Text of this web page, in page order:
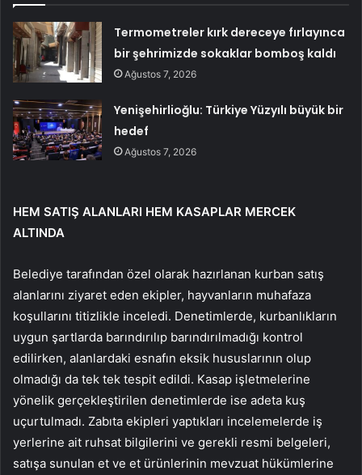
Termometreler kırk dereceye fırlayınca
bir şehrimizde sokaklar bomboş kaldı
Ağustos 7, 2026
Yenişehirlioğlu: Türkiye Yüzyılı büyük bir
hedef
Ağustos 7, 2026
HEM SATIŞ ALANLARI HEM KASAPLAR MERCEK
ALTINDA
Belediye tarafından özel olarak hazırlanan kurban satış
alanlarını ziyaret eden ekipler, hayvanların muhafaza
koşullarını titizlikle inceledi. Denetimlerde, kurbanlıkların
uygun şartlarda barındırılıp barındırılmadığı kontrol
edilirken, alanlardaki esnafın eksik hususlarının olup
olmadığı da tek tek tespit edildi. Kasap işletmelerine
yönelik gerçekleştirilen denetimlerde ise adeta kuş
uçurtulmadı. Zabıta ekipleri yaptıkları incelemelerde iş
yerlerine ait ruhsat bilgilerini ve gerekli resmi belgeleri,
satışa sunulan et ve et ürünlerinin mevzuat hükümlerine